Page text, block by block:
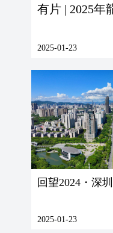
有片 | 2025年
2025-01-23
回望2024・深
2025-01-23